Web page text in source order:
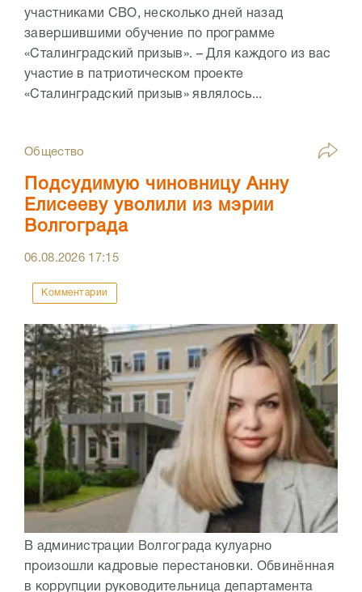
участниками СВО, несколько дней назад
завершившими обучение по программе
«Сталинградский призыв». – Для каждого из вас
участие в патриотическом проекте
«Сталинградский призыв» являлось...
Общество
Подсудимую чиновницу Анну
Елисееву уволили из мэрии
Волгограда
06.08.2026 17:15
Комментарии
В администрации Волгограда кулуарно
произошли кадровые перестановки. Обвинённая
в коррупции руководительница департамента